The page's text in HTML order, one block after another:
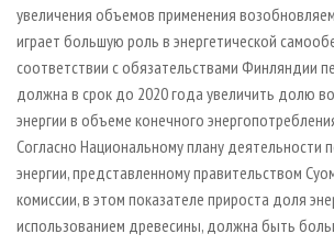
увеличения объемов применения
играет большую роль в энергетической
соответствии с обязательствами Финляндии
должна в срок до 2020 года увеличить долю
энергии в объеме конечного
Согласно Национальному плану деятельности
энергии, представленному правительством
комиссии, в этом показателе прироста доля
использованием древесины, должна быть